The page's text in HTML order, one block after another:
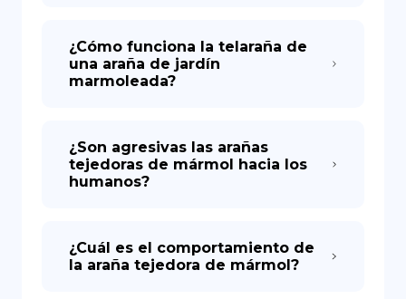
¿Cómo funciona la telaraña de
una araña de jardín
marmoleada?
¿Son agresivas las arañas
tejedoras de mármol hacia los
humanos?
¿Cuál es el comportamiento de
la araña tejedora de mármol?